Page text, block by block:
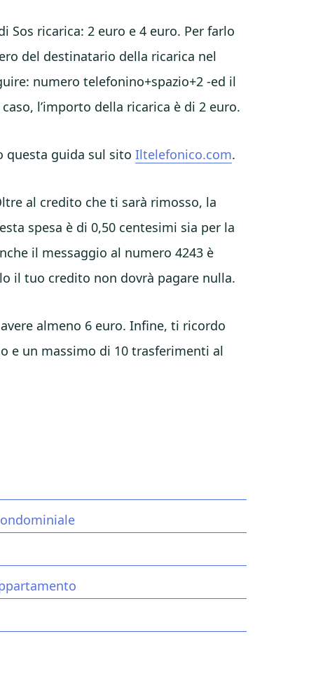
Sos ricarica: 2 euro e 4 euro. Per farlo
del destinatario della ricarica nel
numero telefonino+spazio+2 -ed il
l’importo della ricarica è di 2 euro.
questa guida sul sitoIltelefonico.com.
al credito che ti sarà rimosso, la
spesa è di 0,50 centesimi sia per la
il messaggio al numero 4243 è
il tuo credito non dovrà pagare nulla.
almeno 6 euro. Infine, ti ricordo
e un massimo di 10 trasferimenti al